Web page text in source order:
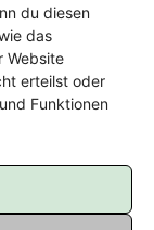
du diesen
das
Website
erteilst oder
Funktionen